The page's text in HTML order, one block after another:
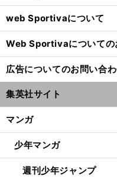
web Sportivaについて
Web Sportivaについての
広告についてのお問い合
集英社サイト
マンガ
少年マンガ
週刊少年ジャンプ